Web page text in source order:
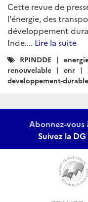
Cette revue de
l'énergie, des
développement
Inde.... Lire la suite
Catégories
:
RPINDDE
renouvelable
enr
developpement-durable
Abonnez-
Suivez la